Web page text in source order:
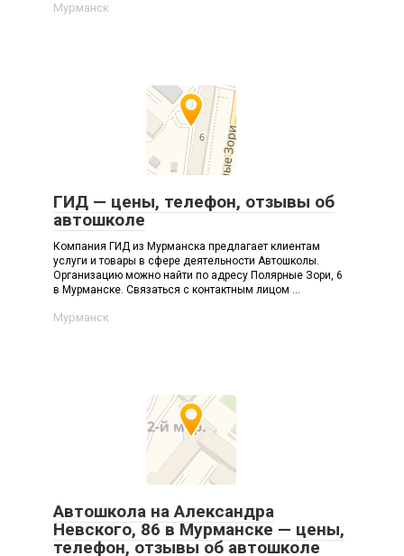
Мурманск
ГИД — цены, телефон, отзывы об
автошколе
Компания ГИД из Мурманска предлагает клиентам
услуги и товары в сфере деятельности Автошколы.
Организацию можно найти по адресу Полярные Зори, 6
в Мурманске. Связаться с контактным лицом ...
Мурманск
Автошкола на Александра
Невского, 86 в Мурманске — цены,
телефон, отзывы об автошколе